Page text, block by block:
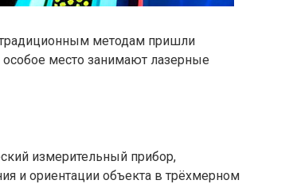
методам пришли
место занимают лазерные
измерительный прибор,
и ориентации объекта в трёхмерном